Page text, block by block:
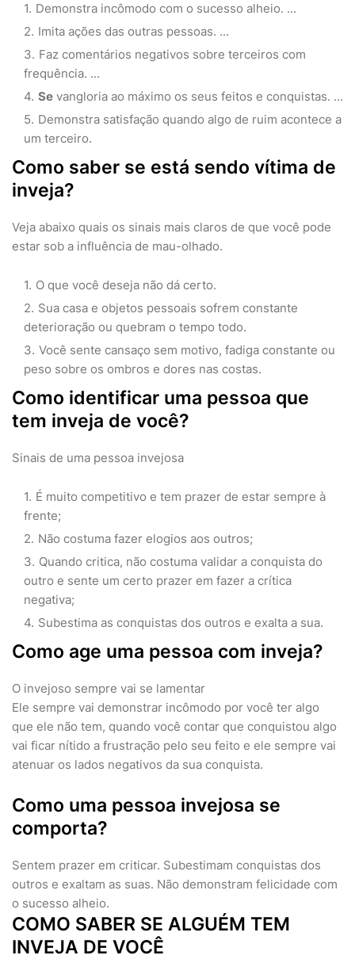
Demonstra incômodo com o sucesso alheio. ...
Imita ações das outras pessoas. ...
Faz comentários negativos sobre terceiros com
frequência. ...
Se vangloria ao máximo os seus feitos e conquistas. ...
Demonstra satisfação quando algo de ruim acontece a
um terceiro.
Como saber se está sendo vítima de
inveja?
Veja abaixo quais os sinais mais claros de que você pode
estar sob a influência de mau-olhado.
O que você deseja não dá certo.
Sua casa e objetos pessoais sofrem constante
deterioração ou quebram o tempo todo.
Você sente cansaço sem motivo, fadiga constante ou
peso sobre os ombros e dores nas costas.
Como identificar uma pessoa que
tem inveja de você?
Sinais de uma pessoa invejosa
É muito competitivo e tem prazer de estar sempre à
frente;
Não costuma fazer elogios aos outros;
Quando critica, não costuma validar a conquista do
outro e sente um certo prazer em fazer a crítica
negativa;
Subestima as conquistas dos outros e exalta a sua.
Como age uma pessoa com inveja?
O invejoso sempre vai se lamentar
Ele sempre vai demonstrar incômodo por você ter algo
que ele não tem, quando você contar que conquistou algo
vai ficar nítido a frustração pelo seu feito e ele sempre vai
atenuar os lados negativos da sua conquista.
Como uma pessoa invejosa se
comporta?
Sentem prazer em criticar. Subestimam conquistas dos
outros e exaltam as suas. Não demonstram felicidade com
o sucesso alheio.
COMO SABER SE ALGUÉM TEM
INVEJA DE VOCÊ